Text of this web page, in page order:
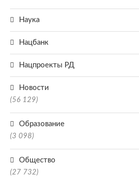
Наука
Нацбанк
Нацпроекты РД
Новости
(56 129)
Образование
(3 098)
Общество
(27 732)